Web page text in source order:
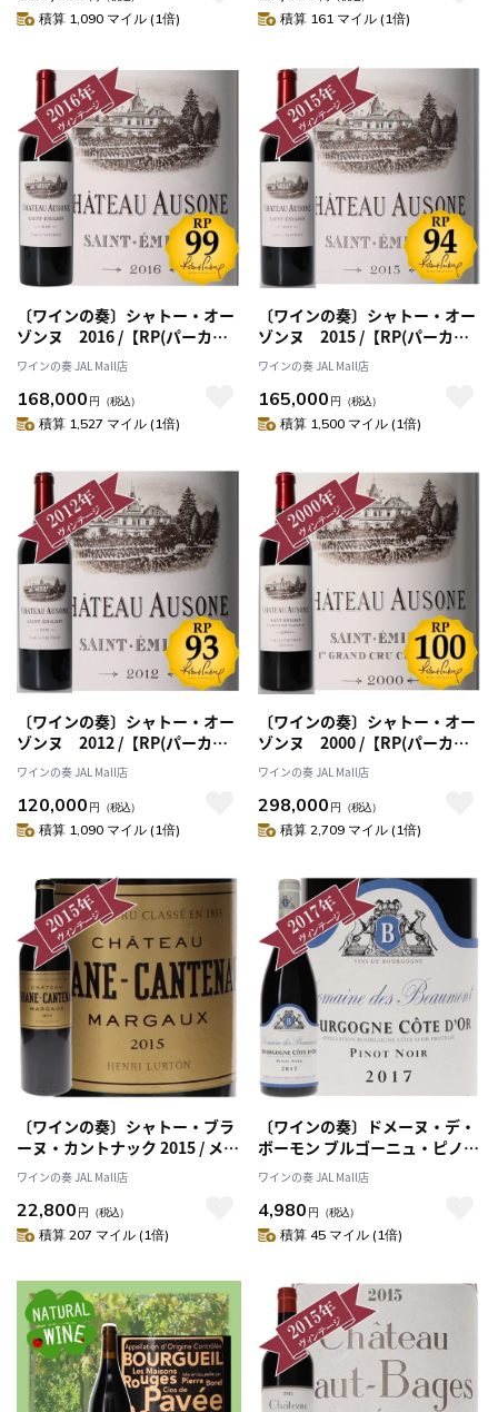
積算 1,090 マイル (1倍) 積算 161 マイル (1倍)
〔ワインの奏〕シャトー・オー
ゾンヌ 2016 /【RP(パーカー
ポイント)99点を獲得！】
ワインの奏 JAL Mall店
168,000 円 （税込）
積算 1,527 マイル (1倍)
〔ワインの奏〕シャトー・オー
ゾンヌ 2015 /【RP(パーカー
ポイント)94点を獲得！】
ワインの奏 JAL Mall店
165,000 円 （税込）
積算 1,500 マイル (1倍)
〔ワインの奏〕シャトー・オー
ゾンヌ 2012 /【RP(パーカー
ポイント)93点を獲得！】
ワインの奏 JAL Mall店
120,000 円 （税込）
積算 1,090 マイル (1倍)
〔ワインの奏〕シャトー・オー
ゾンヌ 2000 /【RP(パーカー
ポイント)100点を獲得！】
ワインの奏 JAL Mall店
298,000 円 （税込）
積算 2,709 マイル (1倍)
〔ワインの奏〕シャトー・ブラ
ーヌ・カントナック 2015 / メド
ック格付け第２級シャトー
Deuxiemes Grands Crus
ワインの奏 JAL Mall店
22,800 円 （税込）
積算 207 マイル (1倍)
〔ワインの奏〕ドメーヌ・デ・
ボーモン ブルゴーニュ・ピノノ
ワール 2017/ Domaine des
Beaumont BOURGOGNE
PINOT NOIR 2017
ワインの奏 JAL Mall店
4,980 円 （税込）
積算 45 マイル (1倍)